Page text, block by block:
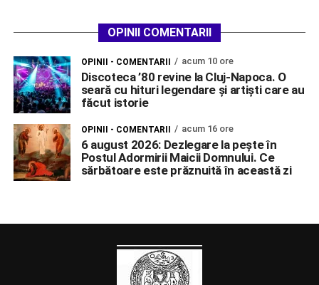
OPINII COMENTARII
OPINII - COMENTARII acum 10 ore
Discoteca ’80 revine la Cluj-Napoca. O
seară cu hituri legendare și artiști care au
făcut istorie
OPINII - COMENTARII acum 16 ore
6 august 2026: Dezlegare la pește în
Postul Adormirii Maicii Domnului. Ce
sărbătoare este prăznuită în această zi